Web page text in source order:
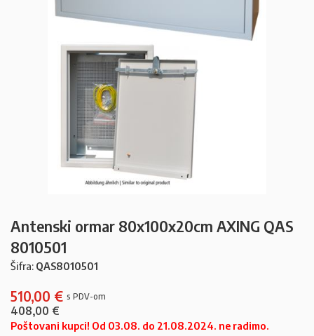
Antenski ormar 80x100x20cm AXING QAS
8010501
Šifra: QAS8010501
510,00 €
408,00 €
Poštovani kupci! Od 03.08. do 21.08.2024. ne radimo.